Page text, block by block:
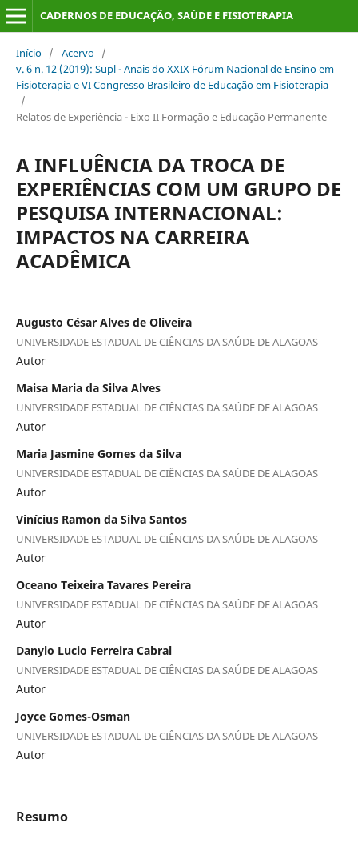
CADERNOS DE EDUCAÇÃO, SAÚDE E FISIOTERAPIA
Início / Acervo /
v. 6 n. 12 (2019): Supl - Anais do XXIX Fórum Nacional de Ensino em
Fisioterapia e VI Congresso Brasileiro de Educação em Fisioterapia
/
Relatos de Experiência - Eixo II Formação e Educação Permanente
A INFLUÊNCIA DA TROCA DE
EXPERIÊNCIAS COM UM GRUPO DE
PESQUISA INTERNACIONAL:
IMPACTOS NA CARREIRA
ACADÊMICA
Augusto César Alves de Oliveira
UNIVERSIDADE ESTADUAL DE CIÊNCIAS DA SAÚDE DE ALAGOAS
Autor
Maisa Maria da Silva Alves
UNIVERSIDADE ESTADUAL DE CIÊNCIAS DA SAÚDE DE ALAGOAS
Autor
Maria Jasmine Gomes da Silva
UNIVERSIDADE ESTADUAL DE CIÊNCIAS DA SAÚDE DE ALAGOAS
Autor
Vinícius Ramon da Silva Santos
UNIVERSIDADE ESTADUAL DE CIÊNCIAS DA SAÚDE DE ALAGOAS
Autor
Oceano Teixeira Tavares Pereira
UNIVERSIDADE ESTADUAL DE CIÊNCIAS DA SAÚDE DE ALAGOAS
Autor
Danylo Lucio Ferreira Cabral
UNIVERSIDADE ESTADUAL DE CIÊNCIAS DA SAÚDE DE ALAGOAS
Autor
Joyce Gomes-Osman
UNIVERSIDADE ESTADUAL DE CIÊNCIAS DA SAÚDE DE ALAGOAS
Autor
Resumo